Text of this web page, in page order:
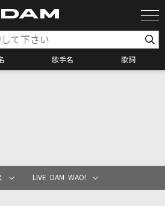
歌手名 歌詞
オケリクエスト
LIVE DAM WAO!